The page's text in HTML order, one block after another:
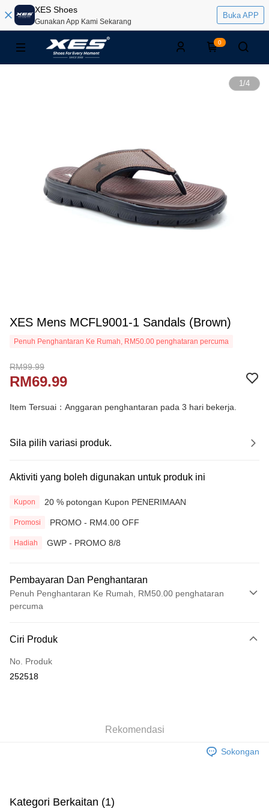
XES Shoes
Gunakan App Kami Sekarang
Buka APP
0
1/4
XES Mens MCFL9001-1 Sandals (Brown)
Penuh Penghantaran Ke Rumah, RM50.00 penghataran percuma
RM99.99
RM69.99
Item Tersuai：Anggaran penghantaran pada 3 hari bekerja.
Sila pilih variasi produk.
Aktiviti yang boleh digunakan untuk produk ini
Kupon 20 % potongan Kupon PENERIMAAN
Promosi PROMO - RM4.00 OFF
Hadiah GWP - PROMO 8/8
Pembayaran Dan Penghantaran
Penuh Penghantaran Ke Rumah, RM50.00 penghataran
percuma
Kad Kredit
Perbankan atas talian
Deskripsi
Ciri Produk
No. Produk
252518
Rekomendasi
Sokongan
Kategori Berkaitan (1)